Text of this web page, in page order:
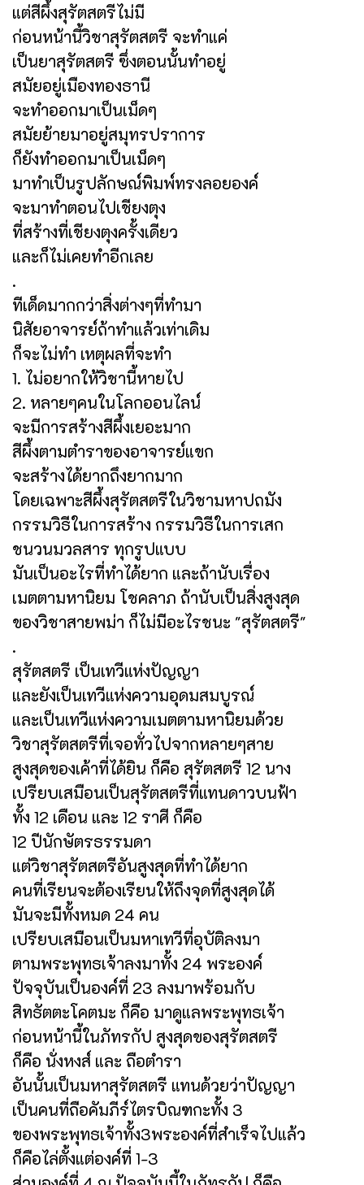
แต่สีผึ้งสุรัตสตรีไม่มี
ก่อนหน้านี้วิชาสุรัตสตรี จะทำแค่
เป็นยาสุรัตสตรี ซึ่งตอนนั้นทำอยู่
สมัยอยู่เมืองทองธานี
จะทำออกมาเป็นเม็ดๆ
สมัยย้ายมาอยู่สมุทรปราการ
ก็ยังทำออกมาเป็นเม็ดๆ
มาทำเป็นรูปลักษณ์พิมพ์ทรงลอยองค์
จะมาทำตอนไปเชียงตุง
ที่สร้างที่เชียงตุงครั้งเดียว
และก็ไม่เคยทำอีกเลย
.
ทีเด็ดมากกว่าสิ่งต่างๆที่ทำมา
นิสัยอาจารย์ถ้าทำแล้วเท่าเดิม
ก็จะไม่ทำ เหตุผลที่จะทำ
1. ไม่อยากให้วิชานี้หายไป
2. หลายๆคนในโลกออนไลน์
จะมีการสร้างสีผึ้งเยอะมาก
สีผึ้งตามตำราของอาจารย์แขก
จะสร้างได้ยากถึงยากมาก
โดยเฉพาะสีผึ้งสุรัตสตรีในวิชามหาปถมัง
กรรมวิธีในการสร้าง กรรมวิธีในการเสก
ชนวนมวลสาร ทุกรูปแบบ
มันเป็นอะไรที่ทำได้ยาก และถ้านับเรื่อง
เมตตามหานิยม โชคลาภ ถ้านับเป็นสิ่งสูงสุด
ของวิชาสายพม่า ก็ไม่มีอะไรชนะ "สุรัตสตรี"
.
สุรัตสตรี เป็นเทวีแห่งปัญญา
และยังเป็นเทวีแห่งความอุดมสมบูรณ์
และเป็นเทวีแห่งความเมตตามหานิยมด้วย
วิชาสุรัตสตรีที่เจอทั่วไปจากหลายๆสาย
สูงสุดของเค้าที่ได้ยิน ก็คือ สุรัตสตรี 12 นาง
เปรียบเสมือนเป็นสุรัตสตรีที่แทนดาวบนฟ้า
ทั้ง 12 เดือน และ 12 ราศี ก็คือ
12 ปีนักษัตรธรรมดา
แต่วิชาสุรัตสตรีอันสูงสุดที่ทำได้ยาก
คนที่เรียนจะต้องเรียนให้ถึงจุดที่สูงสุดได้
มันจะมีทั้งหมด 24 คน
เปรียบเสมือนเป็นมหาเทวีที่อุบัติลงมา
ตามพระพุทธเจ้าลงมาทั้ง 24 พระองค์
ปัจจุบันเป็นองค์ที่ 23 ลงมาพร้อมกับ
สิทธัตตะโคตมะ ก็คือ มาดูแลพระพุทธเจ้า
ก่อนหน้านี้ในภัทรกัป สูงสุดของสุรัตสตรี
ก็คือ นั่งหงส์ และ ถือตำรา
อันนั้นเป็นมหาสุรัตสตรี แทนด้วยว่าปัญญา
เป็นคนที่ถือคัมภีร์ไตรบิณฑกะทั้ง 3
ของพระพุทธเจ้าทั้ง3พระองค์ที่สำเร็จไปแล้ว
ก็คือไล่ตั้งแต่องค์ที่ 1-3